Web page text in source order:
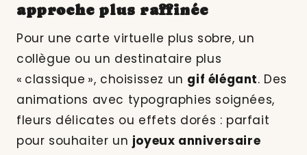
approche plus raffinée
Pour une carte virtuelle plus sobre, un
collègue ou un destinataire plus
« classique », choisissez un gif élégant. Des
animations avec typographies soignées,
fleurs délicates ou effets dorés : parfait
pour souhaiter un joyeux anniversaire